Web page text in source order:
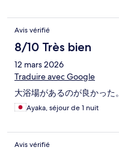
Avis vérifié
8/10 Très bien
12 mars 2026
Traduire avec Google
大浴場があるのが良かった。
Ayaka, séjour de 1 nuit
Avis vérifié